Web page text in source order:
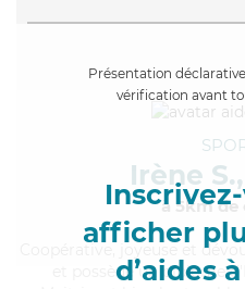
Présentation
vérification avant
afficher
d’aides
Irène S.,
à 5km de
, joyeuse et
et possède un diplôme